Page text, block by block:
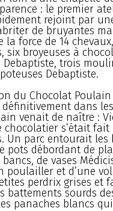
: le premier
rejoint par
de bruyantes
la force de 14
six broyeuses à
Debaptiste, trois
Debaptiste.
du Chocolat
définitivement dans
venait de naître :
chocolatier s’était
Un parc entourait
pots débordant de
de vases
poulailler et d’une
perdrix grises et
battements sourds
panaches blancs